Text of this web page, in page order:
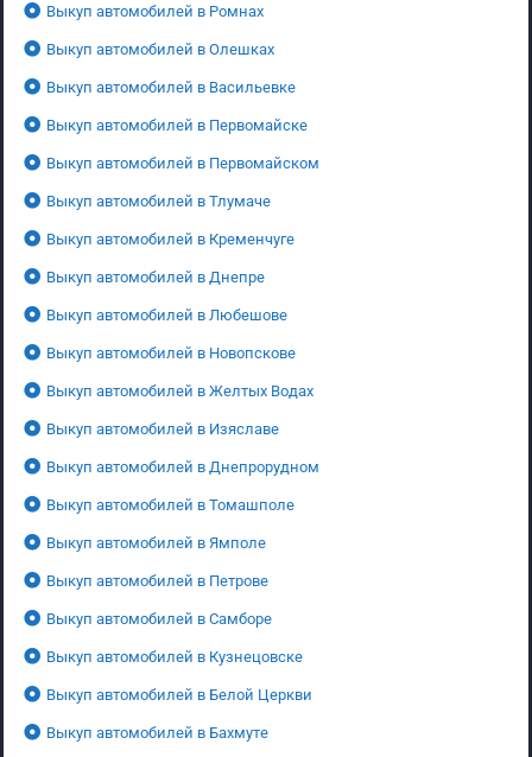
Выкуп автомобилей в Ромнах
Выкуп автомобилей в Олешках
Выкуп автомобилей в Васильевке
Выкуп автомобилей в Первомайске
Выкуп автомобилей в Первомайском
Выкуп автомобилей в Тлумаче
Выкуп автомобилей в Кременчуге
Выкуп автомобилей в Днепре
Выкуп автомобилей в Любешове
Выкуп автомобилей в Новопскове
Выкуп автомобилей в Желтых Водах
Выкуп автомобилей в Изяславе
Выкуп автомобилей в Днепрорудном
Выкуп автомобилей в Томашполе
Выкуп автомобилей в Ямполе
Выкуп автомобилей в Петрове
Выкуп автомобилей в Самборе
Выкуп автомобилей в Кузнецовске
Выкуп автомобилей в Белой Церкви
Выкуп автомобилей в Бахмуте